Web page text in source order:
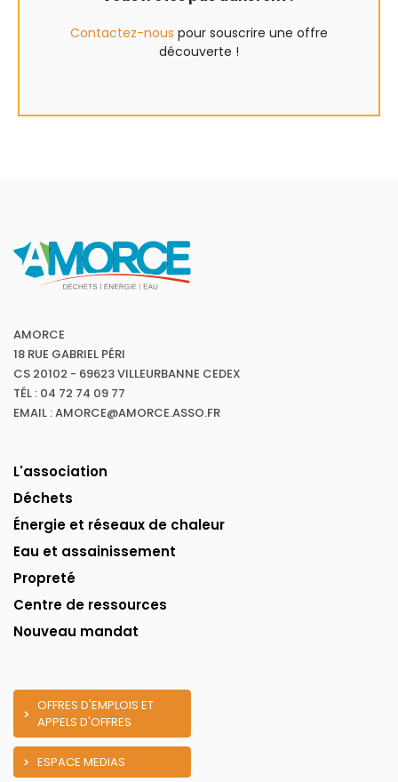
Contactez-nous pour souscrire une offre
découverte !
AMORCE
18 RUE GABRIEL PÉRI
CS 20102 - 69623 VILLEURBANNE CEDEX
TÉL : 04 72 74 09 77
EMAIL : AMORCE@AMORCE.ASSO.FR
L'association
Déchets
Énergie et réseaux de chaleur
Eau et assainissement
Propreté
Centre de ressources
Nouveau mandat
OFFRES D'EMPLOIS ET
APPELS D'OFFRES
ESPACE MEDIAS